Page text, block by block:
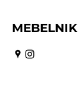
MEBELNIK